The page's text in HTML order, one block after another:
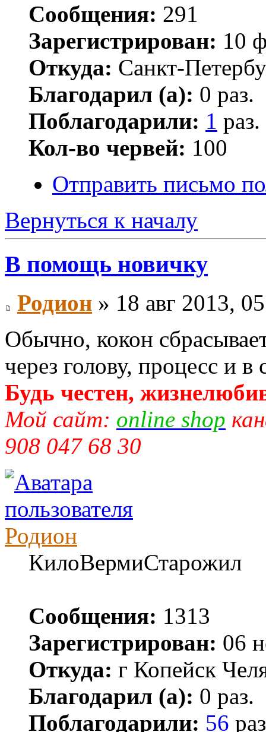
Сообщения: 291
Зарегистрирован: 10
Откуда: Санкт-
Благодарил (а): 0 раз.
Поблагодарили: 1 раз.
Кол-во червей: 100
Отправить письмо
Вернуться к началу
В помощь новичку
Родион » 18 авг 2013,
Обычно, кокон
через голову, процесс и
Будь честен,
Мой сайт: online shop
908 047 68 30
Родион
КилоВермиСтарожил
Сообщения: 1313
Зарегистрирован: 06
Откуда: г Копейск
Благодарил (а): 0 раз.
Поблагодарили: 56